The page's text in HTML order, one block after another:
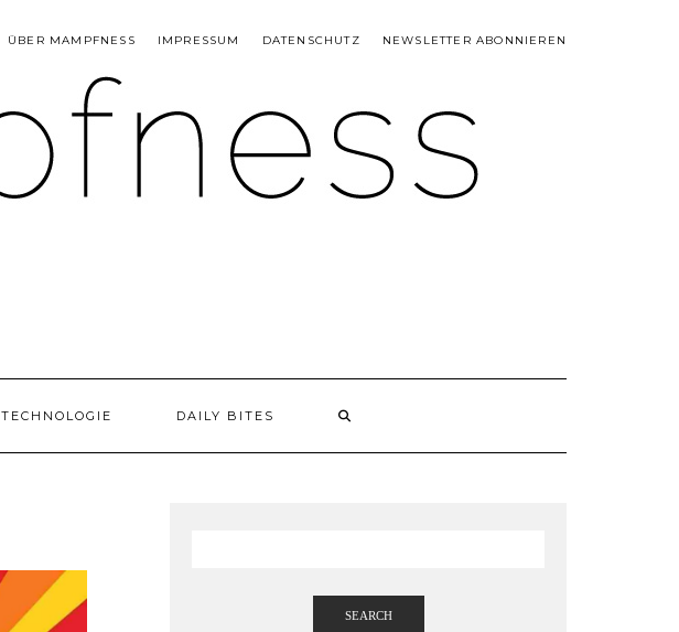
ÜBER MAMPFNESS IMPRESSUM DATENSCHUTZ NEWSLETTER ABONNIEREN
TECHNOLOGIE DAILY BITES
SEARCH